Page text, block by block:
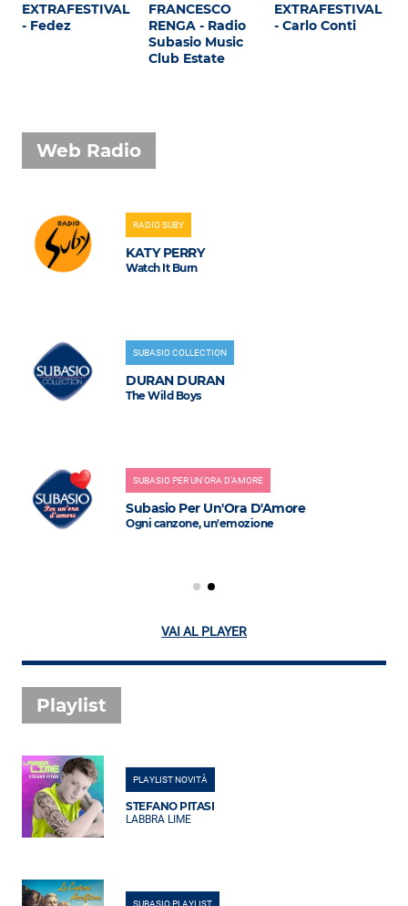
EXTRAFESTIVAL
- Fedez
FRANCESCO
RENGA - Radio
Subasio Music
Club Estate
EXTRAFESTIVAL
- Carlo Conti
Web Radio
RADIO SUBY
KATY PERRY
Watch It Burn
SUBASIO COLLECTION
DURAN DURAN
The Wild Boys
SUBASIO PER UN'ORA D'AMORE
Subasio Per Un'Ora D'Amore
Ogni canzone, un'emozione
VAI AL PLAYER
Playlist
PLAYLIST NOVITÀ
STEFANO PITASI
LABBRA LIME